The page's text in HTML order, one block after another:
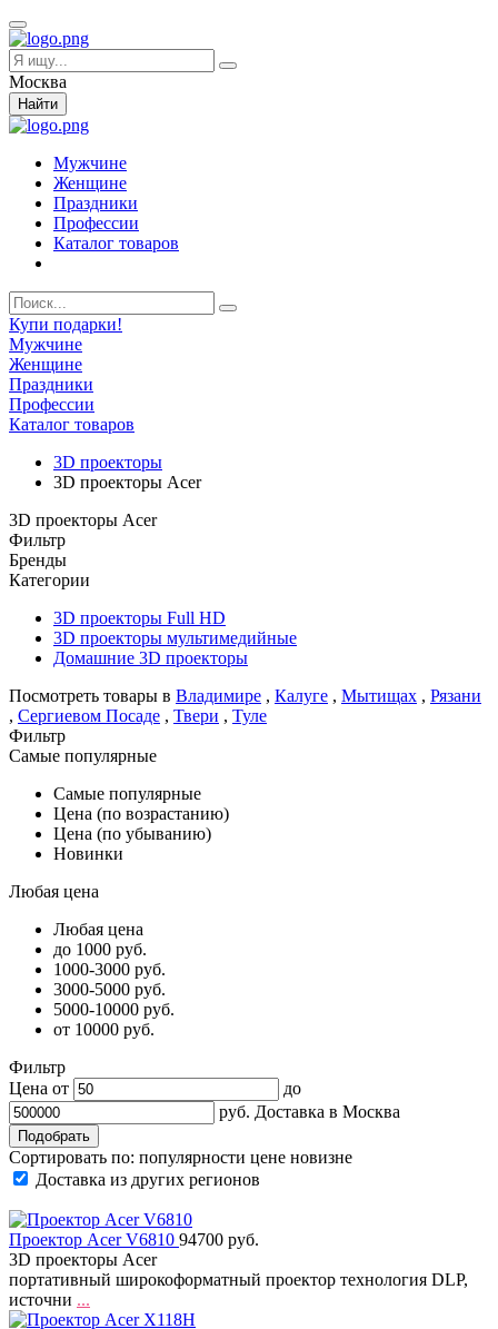
Москва
Найти
Мужчине
Женщине
Праздники
Профессии
Каталог товаров
Купи подарки!
Мужчине
Женщине
Праздники
Профессии
Каталог товаров
3D проекторы
3D проекторы Acer
3D проекторы Acer
Фильтр
Бренды
Категории
3D проекторы Full HD
3D проекторы мультимедийные
Домашние 3D проекторы
Посмотреть товары в Владимире , Калуге , Мытищах , Рязани
, Сергиевом Посаде , Твери , Туле
Фильтр
Самые популярные
Самые популярные
Цена (по возрастанию)
Цена (по убыванию)
Новинки
Любая цена
Любая цена
до 1000 руб.
1000-3000 руб.
3000-5000 руб.
5000-10000 руб.
от 10000 руб.
Фильтр
Цена от
до
руб. Доставка в Москва
Сортировать по: популярности цене новизне
Доставка из других регионов
Проектор Acer V6810 94700 руб.
3D проекторы Acer
портативный широкоформатный проектор технология DLP,
источни ...